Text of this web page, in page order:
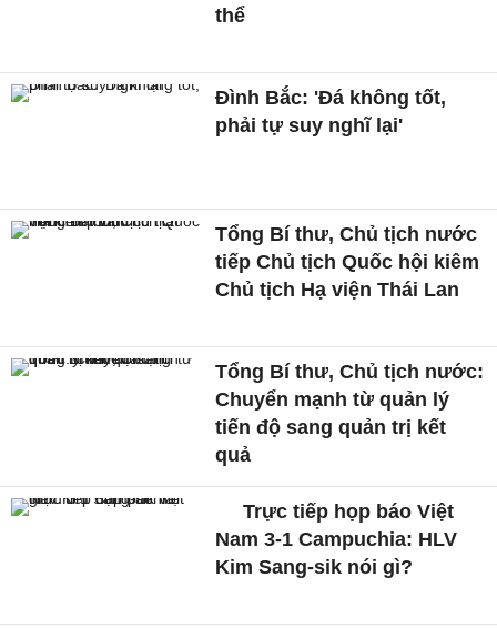
thể
Đình Bắc: 'Đá không tốt,
phải tự suy nghĩ lại'
Tổng Bí thư, Chủ tịch nước
tiếp Chủ tịch Quốc hội kiêm
Chủ tịch Hạ viện Thái Lan
Tổng Bí thư, Chủ tịch nước:
Chuyển mạnh từ quản lý
tiến độ sang quản trị kết
quả
Trực tiếp họp báo Việt
Nam 3-1 Campuchia: HLV
Kim Sang-sik nói gì?